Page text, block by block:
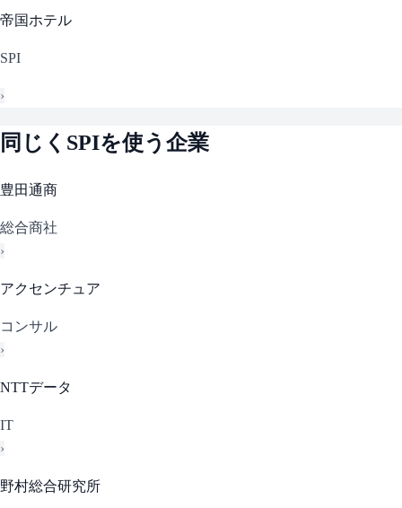
帝国ホテル
SPI
›
同じく SPIを使う企業
豊田通商
総合商社
›
アクセンチュア
コンサル
›
NTTデータ
IT
›
野村総合研究所